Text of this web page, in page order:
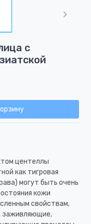
с
центеллы
как тигровая
могут быть очень
кожи
свойствам,
заживляющие,